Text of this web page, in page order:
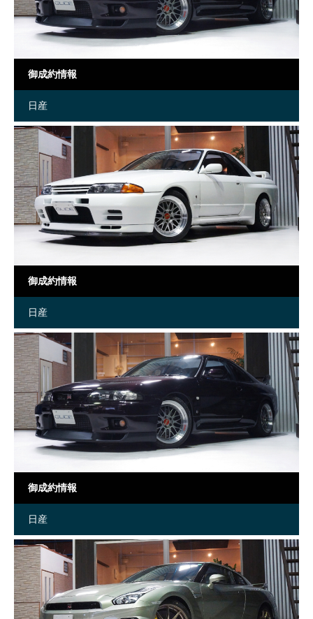
御成約情報
日産
御成約情報
日産
御成約情報
日産